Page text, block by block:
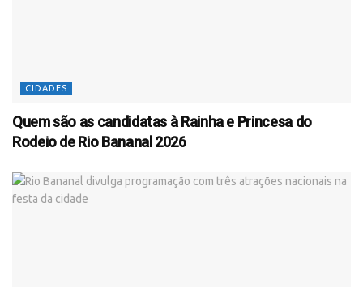
CIDADES
Quem são as candidatas à Rainha e Princesa do
Rodeio de Rio Bananal 2026